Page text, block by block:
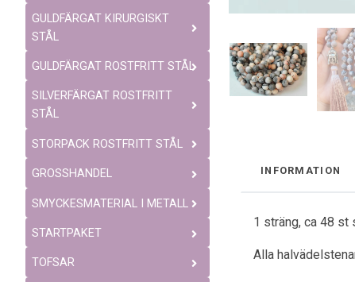
GULDFÄRGAT KIRURGISKT
STÅL
GULDFÄRGAT ROSTFRITT STÅL
SILVERFÄRGAT ROSTFRITT
STÅL
STORPACK ROSTFRITT STÅL
GROSSHANDEL
SMYCKESMATERIAL I METALL
STARTPAKET
TOFSAR
INFORMATION
1 sträng, ca 48 st
Alla